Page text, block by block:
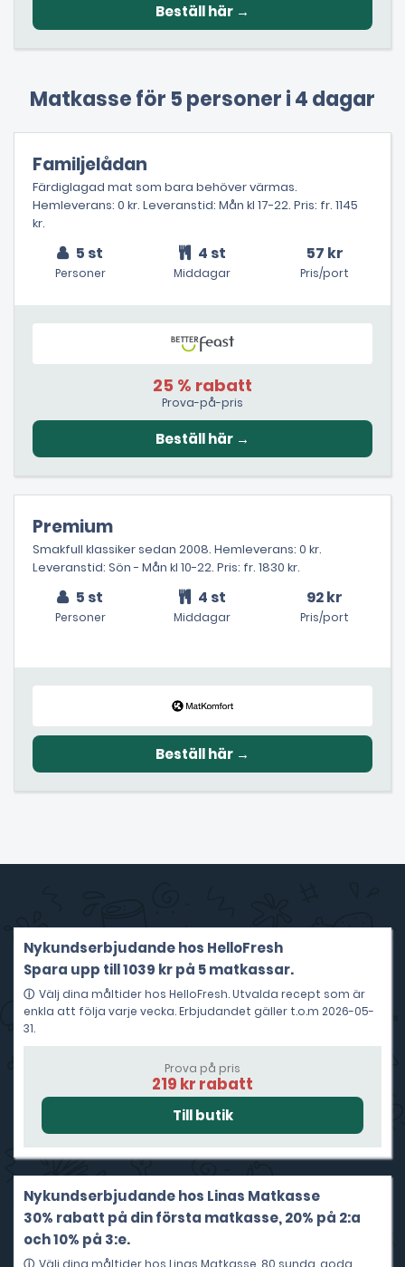
Matkasse för 5 personer i 4 dagar
Familjelådan
Färdiglagad mat som bara behöver värmas.
Hemleverans: 0 kr. Leveranstid: Mån kl 17-22. Pris: fr. 1145
kr.
5 st
Personer
4 st
Middagar
57 kr
Pris/port
25 % rabatt
Prova-på-pris
Premium
Smakfull klassiker sedan 2008. Hemleverans: 0 kr.
Leveranstid: Sön - Mån kl 10-22. Pris: fr. 1830 kr.
5 st
Personer
4 st
Middagar
92 kr
Pris/port
Nykundserbjudande hos HelloFresh
Spara upp till 1039 kr på 5 matkassar.
Välj dina måltider hos HelloFresh. Utvalda recept som är
enkla att följa varje vecka. Erbjudandet gäller t.o.m 2026-05-
31.
Prova på pris
219 kr rabatt
Nykundserbjudande hos Linas Matkasse
30% rabatt på din första matkasse, 20% på 2:a
och 10% på 3:e.